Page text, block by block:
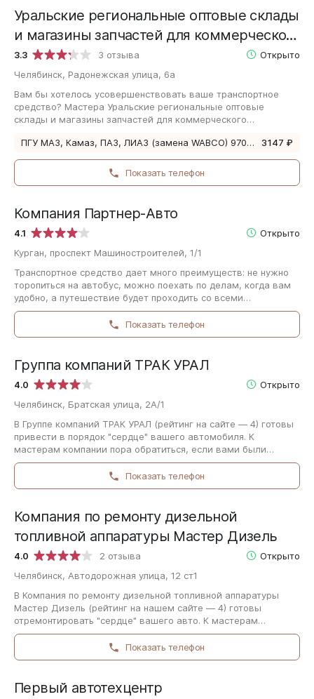
3.3 3 отзыва Открыто
Уральские региональные оптовые склады
и магазины запчастей для коммерческого
транспорта Арсенал-Авто
Челябинск, Радонежская улица, 6а
Вам бы хотелось усовершенствовать ваше транспортное
средство? Мастера Уральские региональные оптовые
склады и магазины запчастей для коммерческого
Показать телефон
ПГУ МАЗ, Камаз, ПАЗ, ЛИАЗ (замена WABCO) 9700514370 3147 ₽
4.1 Открыто
Компания Партнер-Авто
Курган, проспект Машиностроителей, 1/1
Транспортное средство дает много преимуществ: не нужно
торопиться на автобус, можно поехать по делам, когда вам
удобно, а путешествие будет проходить со всеми
удобствами. Если вы любите быть…
Показать телефон
4.0 Открыто
Группа компаний ТРАК УРАЛ
Челябинск, Братская улица, 2А/1
В Группе компаний ТРАК УРАЛ (рейтинг на сайте — 4) готовы
привести в порядок "сердце" вашего автомобиля. К
мастерам компании пора обратиться, если вами были
обнаружены посторонние звуки, стук…
Показать телефон
4.0 2 отзыва Открыто
Компания по ремонту дизельной
топливной аппаратуры Мастер Дизель
Челябинск, Автодорожная улица, 12 ст1
В Компания по ремонту дизельной топливной аппаратуры
Мастер Дизель (рейтинг на нашем сайте — 4) готовы
отремонтировать "сердце" вашего авто. К мастерам
компании нужно обратиться, если вы заметили…
Показать телефон
Первый автотехцентр